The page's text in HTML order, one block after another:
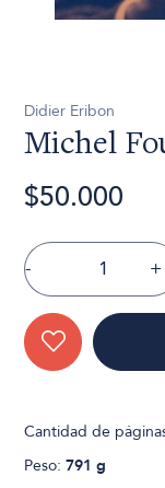
Didier Eribon
Michel
$50.000
- +
Cantidad de
Peso:791 g